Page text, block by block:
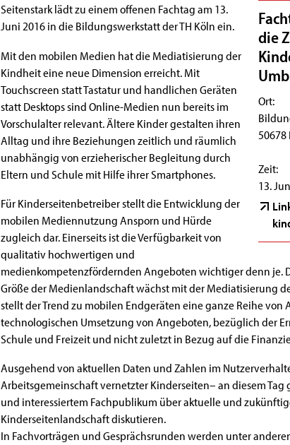
die
Ort:
50678
Zeit:
13.
Seitenstark lädt zu einem offenen Fachtag am 13.
Juni 2016 in die Bildungswerkstatt der TH Köln ein.
Mit den mobilen Medien hat die Mediatisierung der
Kindheit eine neue Dimension erreicht. Mit
Touchscreen statt Tastatur und handlichen Geräten
statt Desktops sind Online-Medien nun bereits im
Vorschulalter relevant. Ältere Kinder gestalten ihren
Alltag und ihre Beziehungen zeitlich und räumlich
unabhängig von erzieherischer Begleitung durch
Eltern und Schule mit Hilfe ihrer Smartphones.
Für Kinderseitenbetreiber stellt die Entwicklung der
mobilen Mediennutzung Ansporn und Hürde
zugleich dar. Einerseits ist die Verfügbarkeit von
qualitativ hochwertigen und
medienkompetenzfördernden Angeboten wichtiger denn je.
Größe der Medienlandschaft wächst mit der Mediatisierung
stellt der Trend zu mobilen Endgeräten eine ganze Reihe
technologischen Umsetzung von Angeboten, bezüglich der
Schule und Freizeit und nicht zuletzt in Bezug auf die
Ausgehend von aktuellen Daten und Zahlen im
Arbeitsgemeinschaft vernetzter Kinderseiten– an diesem
und interessiertem Fachpublikum über aktuelle und
Kinderseitenlandschaft diskutieren.
In Fachvorträgen und Gesprächsrunden werden unter